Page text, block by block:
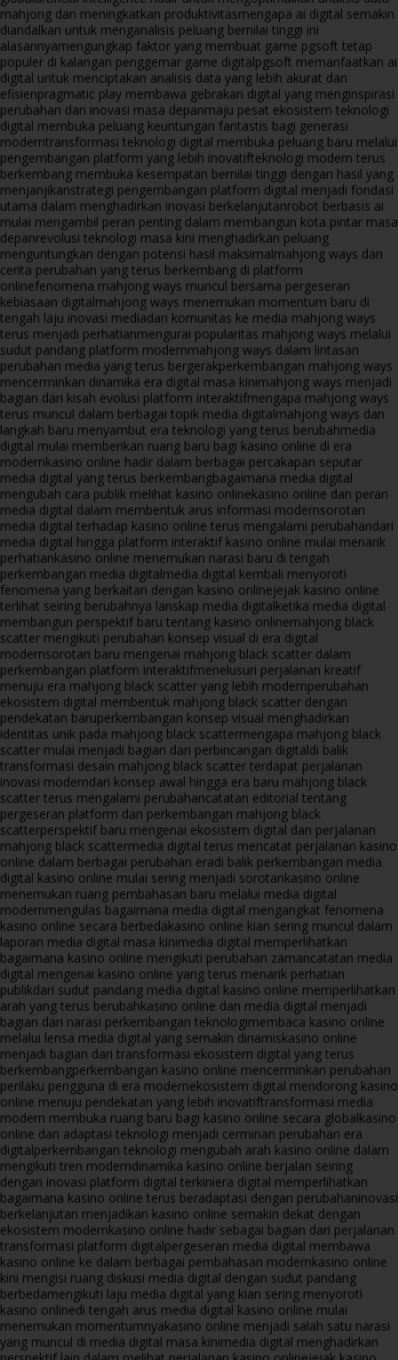
mahjong dan meningkatkan produktivitasmengapa ai digital semakin
diandalkan untuk menganalisis peluang bernilai tinggi ini
alasannyamengungkap faktor yang membuat game pgsoft tetap
populer di kalangan penggemar game digitalpgsoft memanfaatkan ai
digital untuk menciptakan analisis data yang lebih akurat dan
efisienpragmatic play membawa gebrakan digital yang menginspirasi
perubahan dan inovasi masa depanmaju pesat ekosistem teknologi
digital membuka peluang keuntungan fantastis bagi generasi
moderntransformasi teknologi digital membuka peluang baru melalui
pengembangan platform yang lebih inovatifteknologi modern terus
berkembang membuka kesempatan bernilai tinggi dengan hasil yang
menjanjikanstrategi pengembangan platform digital menjadi fondasi
utama dalam menghadirkan inovasi berkelanjutanrobot berbasis ai
mulai mengambil peran penting dalam membangun kota pintar masa
depanrevolusi teknologi masa kini menghadirkan peluang
menguntungkan dengan potensi hasil maksimalmahjong ways dan
cerita perubahan yang terus berkembang di platform
onlinefenomena mahjong ways muncul bersama pergeseran
kebiasaan digitalmahjong ways menemukan momentum baru di
tengah laju inovasi mediadari komunitas ke media mahjong ways
terus menjadi perhatianmengurai popularitas mahjong ways melalui
sudut pandang platform modernmahjong ways dalam lintasan
perubahan media yang terus bergerakperkembangan mahjong ways
mencerminkan dinamika era digital masa kinimahjong ways menjadi
bagian dari kisah evolusi platform interaktifmengapa mahjong ways
terus muncul dalam berbagai topik media digitalmahjong ways dan
langkah baru menyambut era teknologi yang terus berubahmedia
digital mulai memberikan ruang baru bagi kasino online di era
modernkasino online hadir dalam berbagai percakapan seputar
media digital yang terus berkembangbagaimana media digital
mengubah cara publik melihat kasino onlinekasino online dan peran
media digital dalam membentuk arus informasi modernsorotan
media digital terhadap kasino online terus mengalami perubahandari
media digital hingga platform interaktif kasino online mulai menarik
perhatiankasino online menemukan narasi baru di tengah
perkembangan media digitalmedia digital kembali menyoroti
fenomena yang berkaitan dengan kasino onlinejejak kasino online
terlihat seiring berubahnya lanskap media digitalketika media digital
membangun perspektif baru tentang kasino onlinemahjong black
scatter mengikuti perubahan konsep visual di era digital
modernsorotan baru mengenai mahjong black scatter dalam
perkembangan platform interaktifmenelusuri perjalanan kreatif
menuju era mahjong black scatter yang lebih modernperubahan
ekosistem digital membentuk mahjong black scatter dengan
pendekatan baruperkembangan konsep visual menghadirkan
identitas unik pada mahjong black scattermengapa mahjong black
scatter mulai menjadi bagian dari perbincangan digitaldi balik
transformasi desain mahjong black scatter terdapat perjalanan
inovasi moderndari konsep awal hingga era baru mahjong black
scatter terus mengalami perubahancatatan editorial tentang
pergeseran platform dan perkembangan mahjong black
scatterperspektif baru mengenai ekosistem digital dan perjalanan
mahjong black scattermedia digital terus mencatat perjalanan kasino
online dalam berbagai perubahan eradi balik perkembangan media
digital kasino online mulai sering menjadi sorotankasino online
menemukan ruang pembahasan baru melalui media digital
modernmengulas bagaimana media digital mengangkat fenomena
kasino online secara berbedakasino online kian sering muncul dalam
laporan media digital masa kinimedia digital memperlihatkan
bagaimana kasino online mengikuti perubahan zamancatatan media
digital mengenai kasino online yang terus menarik perhatian
publikdari sudut pandang media digital kasino online memperlihatkan
arah yang terus berubahkasino online dan media digital menjadi
bagian dari narasi perkembangan teknologimembaca kasino online
melalui lensa media digital yang semakin dinamiskasino online
menjadi bagian dari transformasi ekosistem digital yang terus
berkembangperkembangan kasino online mencerminkan perubahan
perilaku pengguna di era modernekosistem digital mendorong kasino
online menuju pendekatan yang lebih inovatiftransformasi media
modern membuka ruang baru bagi kasino online secara globalkasino
online dan adaptasi teknologi menjadi cerminan perubahan era
digitalperkembangan teknologi mengubah arah kasino online dalam
mengikuti tren moderndinamika kasino online berjalan seiring
dengan inovasi platform digital terkiniera digital memperlihatkan
bagaimana kasino online terus beradaptasi dengan perubahaninovasi
berkelanjutan menjadikan kasino online semakin dekat dengan
ekosistem modernkasino online hadir sebagai bagian dari perjalanan
transformasi platform digitalpergeseran media digital membawa
kasino online ke dalam berbagai pembahasan modernkasino online
kini mengisi ruang diskusi media digital dengan sudut pandang
berbedamengikuti laju media digital yang kian sering menyoroti
kasino onlinedi tengah arus media digital kasino online mulai
menemukan momentumnyakasino online menjadi salah satu narasi
yang muncul di media digital masa kinimedia digital menghadirkan